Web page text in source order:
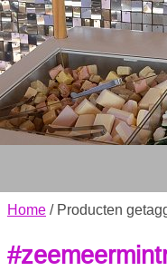
Home / Producten